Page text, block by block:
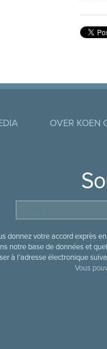
OVER KOEN
donnez votre accord exprès
notre base de données et
à l’adresse électronique
Vous